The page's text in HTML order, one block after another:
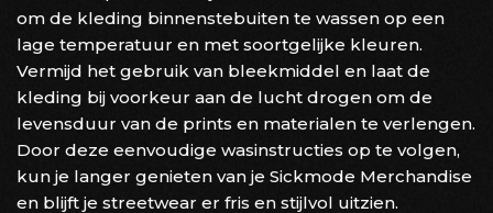
om de kleding binnenstebuiten te wassen op een
lage temperatuur en met soortgelijke kleuren.
Vermijd het gebruik van bleekmiddel en laat de
kleding bij voorkeur aan de lucht drogen om de
levensduur van de prints en materialen te verlengen.
Door deze eenvoudige wasinstructies op te volgen,
kun je langer genieten van je Sickmode Merchandise
en blijft je streetwear er fris en stijlvol uitzien.